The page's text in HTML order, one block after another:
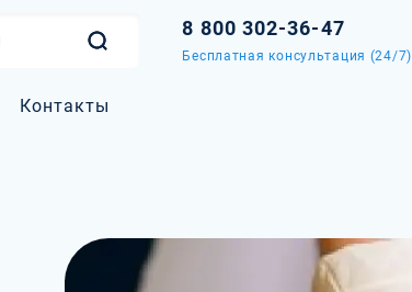
8 800 302-36-47
Бесплатная консультация (24/7)
Контакты